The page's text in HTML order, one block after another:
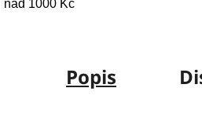
nad 1000 Kč
Popis